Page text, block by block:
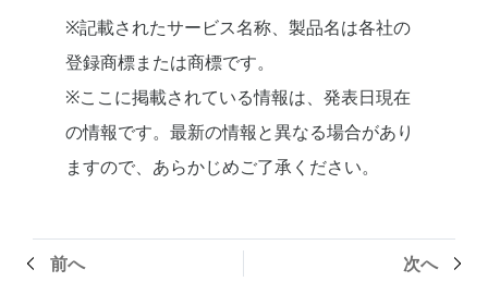
※記載されたサービス名称、製品名は各社の
登録商標または商標です。
※ここに掲載されている情報は、発表日現在
の情報です。最新の情報と異なる場合があり
ますので、あらかじめご了承ください。
前へ 次へ